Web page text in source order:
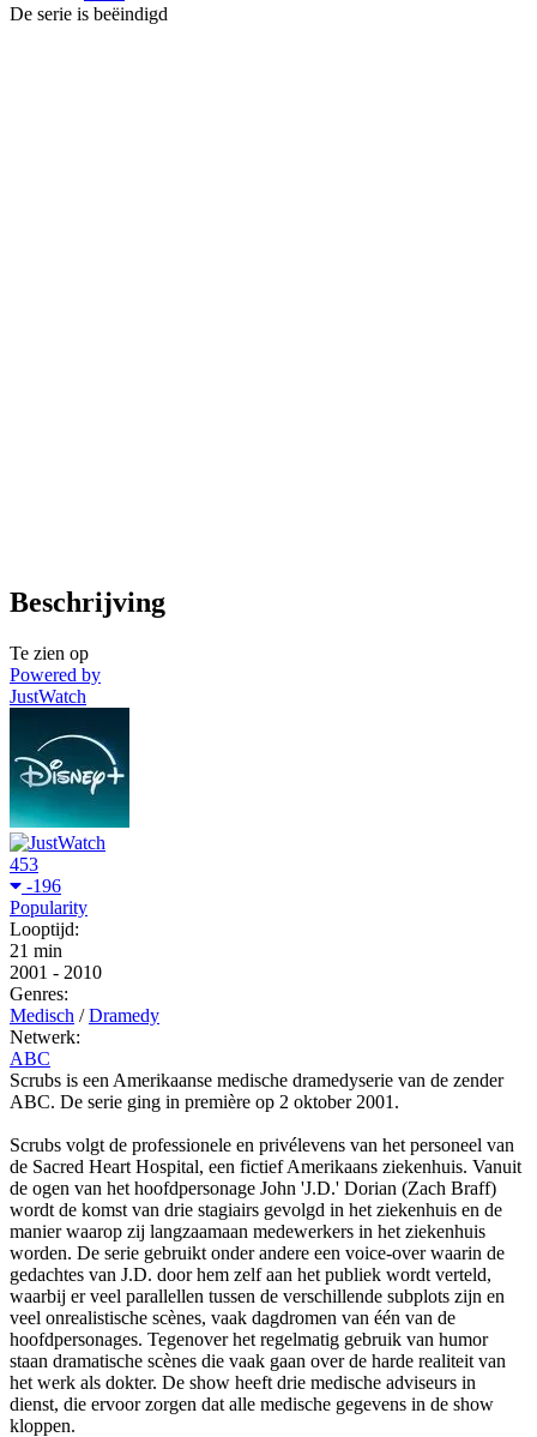
De serie is beëindigd
Beschrijving
Te zien op
Powered by
JustWatch
453
-196
Popularity
Looptijd:
21 min
2001 - 2010
Genres:
Medisch / Dramedy
Netwerk:
ABC
Scrubs is een Amerikaanse medische dramedyserie van de zender
ABC. De serie ging in première op 2 oktober 2001.
Scrubs volgt de professionele en privélevens van het personeel van
de Sacred Heart Hospital, een fictief Amerikaans ziekenhuis. Vanuit
de ogen van het hoofdpersonage John 'J.D.' Dorian (Zach Braff)
wordt de komst van drie stagiairs gevolgd in het ziekenhuis en de
manier waarop zij langzaamaan medewerkers in het ziekenhuis
worden. De serie gebruikt onder andere een voice-over waarin de
gedachtes van J.D. door hem zelf aan het publiek wordt verteld,
waarbij er veel parallellen tussen de verschillende subplots zijn en
veel onrealistische scènes, vaak dagdromen van één van de
hoofdpersonages. Tegenover het regelmatig gebruik van humor
staan dramatische scènes die vaak gaan over de harde realiteit van
het werk als dokter. De show heeft drie medische adviseurs in
dienst, die ervoor zorgen dat alle medische gegevens in de show
kloppen.